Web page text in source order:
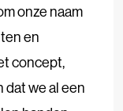
onze naam
en
concept,
dat we al een